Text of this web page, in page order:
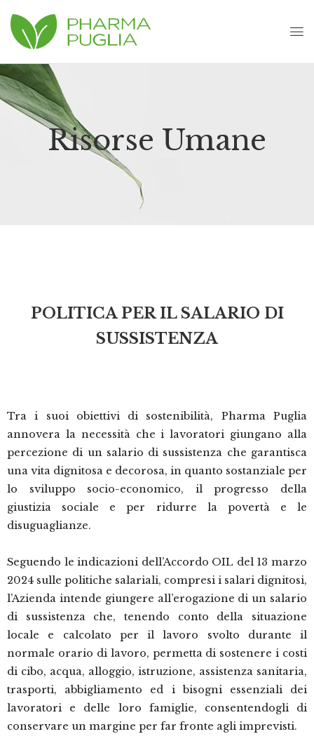
Risorse Umane
POLITICA PER IL SALARIO DI
SUSSISTENZA
Tra i suoi obiettivi di sostenibilità, Pharma Puglia
annovera la necessità che i lavoratori giungano alla
percezione di un salario di sussistenza che garantisca
una vita dignitosa e decorosa, in quanto sostanziale per
lo sviluppo socio-economico, il progresso della
giustizia sociale e per ridurre la povertà e le
disuguaglianze.
Seguendo le indicazioni dell’Accordo OIL del 13 marzo
2024 sulle politiche salariali, compresi i salari dignitosi,
l’Azienda intende giungere all’erogazione di un salario
di sussistenza che, tenendo conto della situazione
locale e calcolato per il lavoro svolto durante il
normale orario di lavoro, permetta di sostenere i costi
di cibo, acqua, alloggio, istruzione, assistenza sanitaria,
trasporti, abbigliamento ed i bisogni essenziali dei
lavoratori e delle loro famiglie, consentendogli di
conservare un margine per far fronte agli imprevisti.